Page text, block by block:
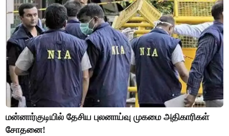
மன்னார்குடியில் தேசிய புலனாய்வு முகமை அதிகாரிகள்
சோதனை!